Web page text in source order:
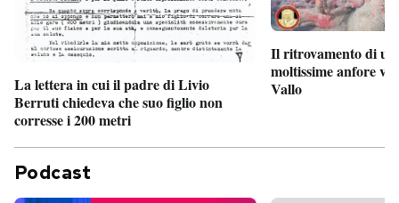
La lettera in cui il padre di Livio
Berruti chiedeva che suo figlio non
corresse i 200 metri
Il ritrovamento di
moltissime anfore
Vallo
Podcast